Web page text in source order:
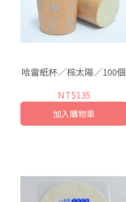
哈雷紙杯／棕太陽／100個
NT$135
加入購物車